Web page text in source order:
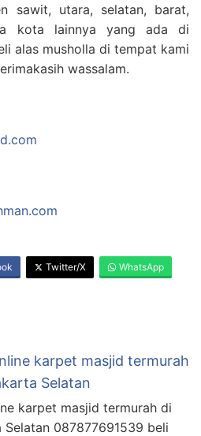
sawit, utara, selatan, barat,
kota lainnya yang ada di
alas musholla di tempat kami
wassalam.
Twitter/X WhatsApp
karpet masjid termurah
Selatan
karpet masjid termurah di
Selatan 087877691539 beli